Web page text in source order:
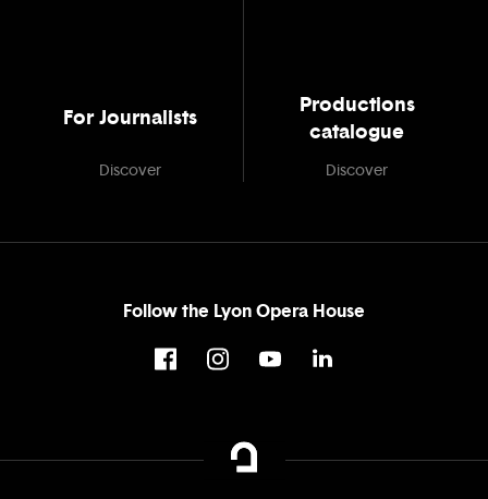
For Journalists
Discover
Productions
catalogue
Discover
Follow the Lyon Opera House